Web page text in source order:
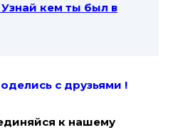
кем ты был в
лись с друзьями !
к нашему